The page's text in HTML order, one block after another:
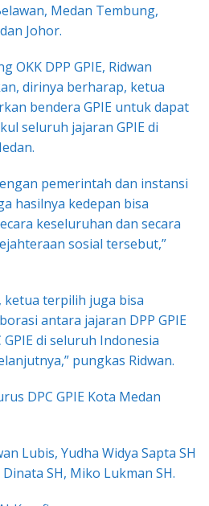
Medan Tembung,
Johor.
OKK DPP GPIE, Ridwan
dirinya berharap, ketua
bendera GPIE untuk dapat
seluruh jajaran GPIE di
pemerintah dan instansi
hasilnya kedepan bisa
keseluruhan dan secara
sosial tersebut,”
ketua terpilih juga bisa
antara jajaran DPP GPIE
GPIE di seluruh Indonesia
pungkas Ridwan.
DPC GPIE Kota Medan
Lubis, Yudha Widya Sapta SH
SH, Miko Lukman SH.